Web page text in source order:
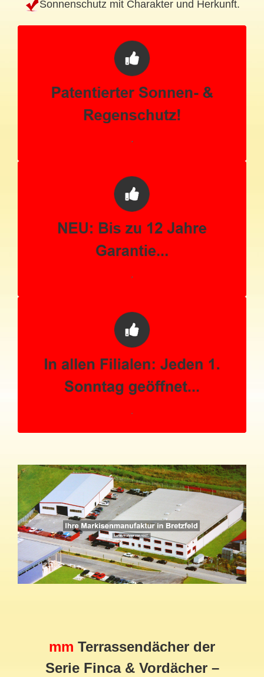
Sonnenschutz mit Charakter und Herkunft.
mm Terrassendächer der
Serie Finca & Vordächer –